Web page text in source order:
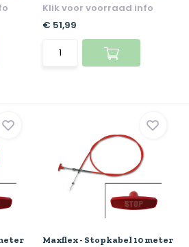
Klik voor voorraad info
€ 51,99
Maxflex - Stopkabel 10 meter